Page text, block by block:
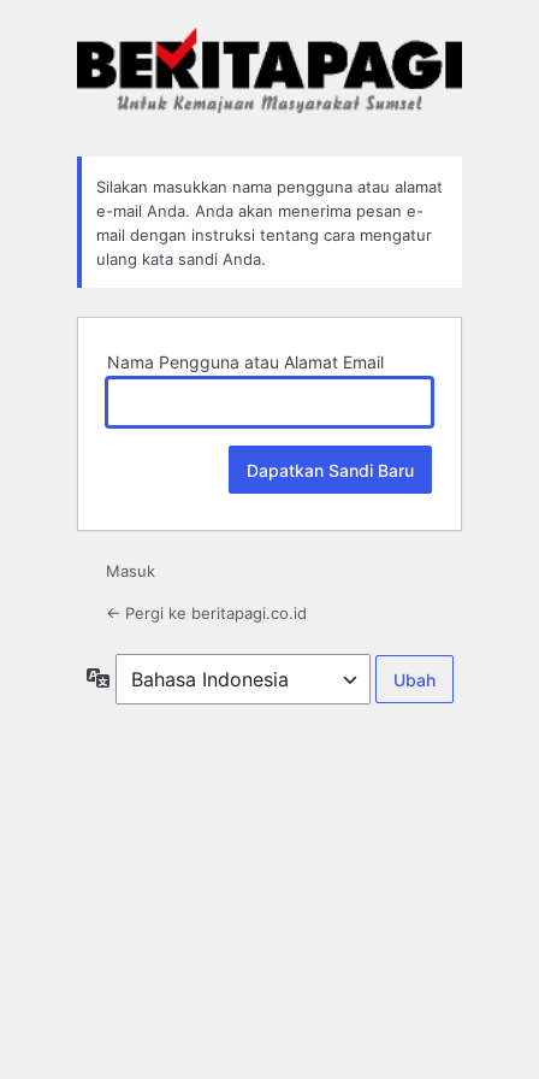
Silakan masukkan nama pengguna atau alamat
e-mail Anda. Anda akan menerima pesan e-
mail dengan instruksi tentang cara mengatur
ulang kata sandi Anda.
Nama Pengguna atau Alamat Email
Masuk
← Pergi ke beritapagi.co.id
Bahasa